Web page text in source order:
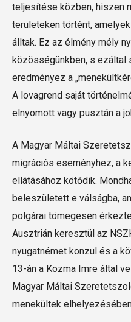
teljesítése közben, hiszen
területeken történt,
álltak. Ez az élmény mély
közösségünkben, s ezáltal
eredményez a
A lovagrend saját
elnyomott vagy pusztán a
A Magyar Máltai
migrációs eseményhez, a
ellátásához kötődik.
beleszületett e válságba,
polgárai tömegesen
Ausztrián keresztül az
nyugatnémet konzul és a
13-án a Kozma Imre által
Magyar Máltai
menekültek